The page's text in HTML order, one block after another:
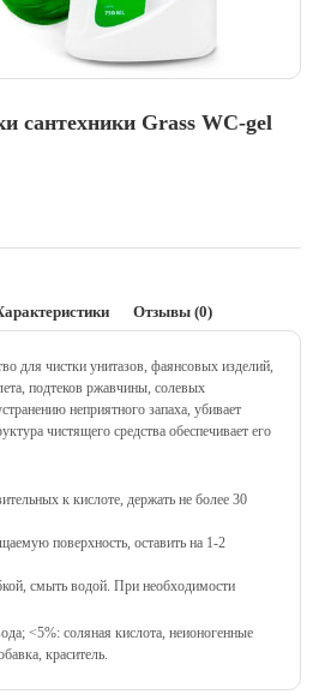
сантехники Grass WC-gel
Отзывы (0)
для чистки унитазов, фаянсовых изделий,
подтеков ржавчины, солевых
неприятного запаха, убивает
чистящего средства обеспечивает его
к кислоте, держать не более 30
поверхность, оставить на 1-2
смыть водой. При необходимости
<5%: соляная кислота, неионогенные
краситель.